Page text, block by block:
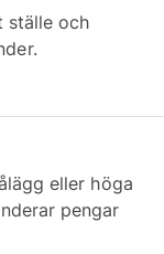
ställe och
eller höga
pengar